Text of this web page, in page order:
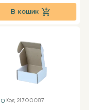
В кошик
Код: 21700087